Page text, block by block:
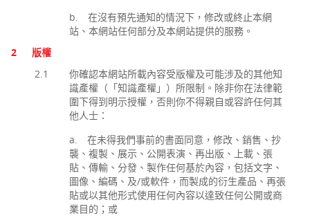
b. 在沒有預先通知的情況下，修改或終止本網
站、本網站任何部分及本網站提供的服務。
2
版權
2.1
你確認本網站所載內容受版權及可能涉及的其他知
識產權（「知識產權」）所限制。除非你在法律範
圍下得到明示授權，否則你不得親自或容許任何其
他人士：
a. 在未得我們事前的書面同意，修改、銷售、抄
襲、複製、展示、公開表演、再出版、上載、張
貼、傳輸、分發、製作任何基於內容，包括文字、
圖像、編碼、及/或軟件，而製成的衍生產品、再張
貼或以其他形式使用任何內容以達致任何公開或商
業目的；或